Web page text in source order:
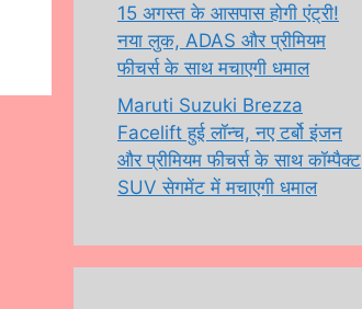
15 अगस्त के आसपास होगी एंट्री!
नया लुक, ADAS और प्रीमियम
फीचर्स के साथ मचाएगी धमाल
Maruti Suzuki Brezza
Facelift हुई लॉन्च, नए टर्बो इंजन
और प्रीमियम फीचर्स के साथ कॉम्पैक्ट
SUV सेगमेंट में मचाएगी धमाल